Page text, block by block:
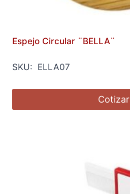
Espejo Circular ¨BELLA¨
SKU: ELLA07
Cotizar